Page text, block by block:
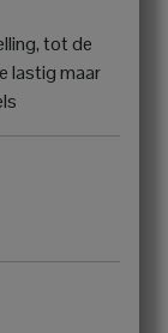
tot de
lastig maar